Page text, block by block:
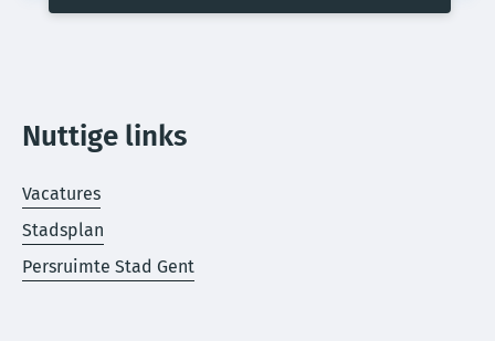
Nuttige links
Vacatures
Stadsplan
Persruimte Stad Gent